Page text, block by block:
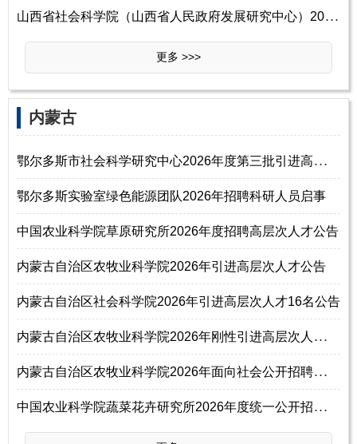
山
西省社会科学院（山西省人民政府发展研究中心）2025年公开招聘博士研究生
更多 >>>
‌‌内蒙古
鄂
尔多斯市社会科学研究中心2026年度第三批引进高层次和紧缺人才公告
鄂尔多斯实验室绿色能源团队2026年招聘科研人员启事
中国农业科学院草原研究所2026年度招聘高层次人才公告
内蒙古自治区农牧业科学院2026年引进高层次人才公告
内蒙古自治区社会科学院2026年引进高层次人才16名公告
内
蒙古自治区农牧业科学院2026年刚性引进高层次人才预公告
内
蒙古自治区农牧业科学院2026年面向社会公开招聘控制数人员220名公告
中
国农业科学院蔬菜花卉研究所2026年度统一公开招聘公告（第一批）